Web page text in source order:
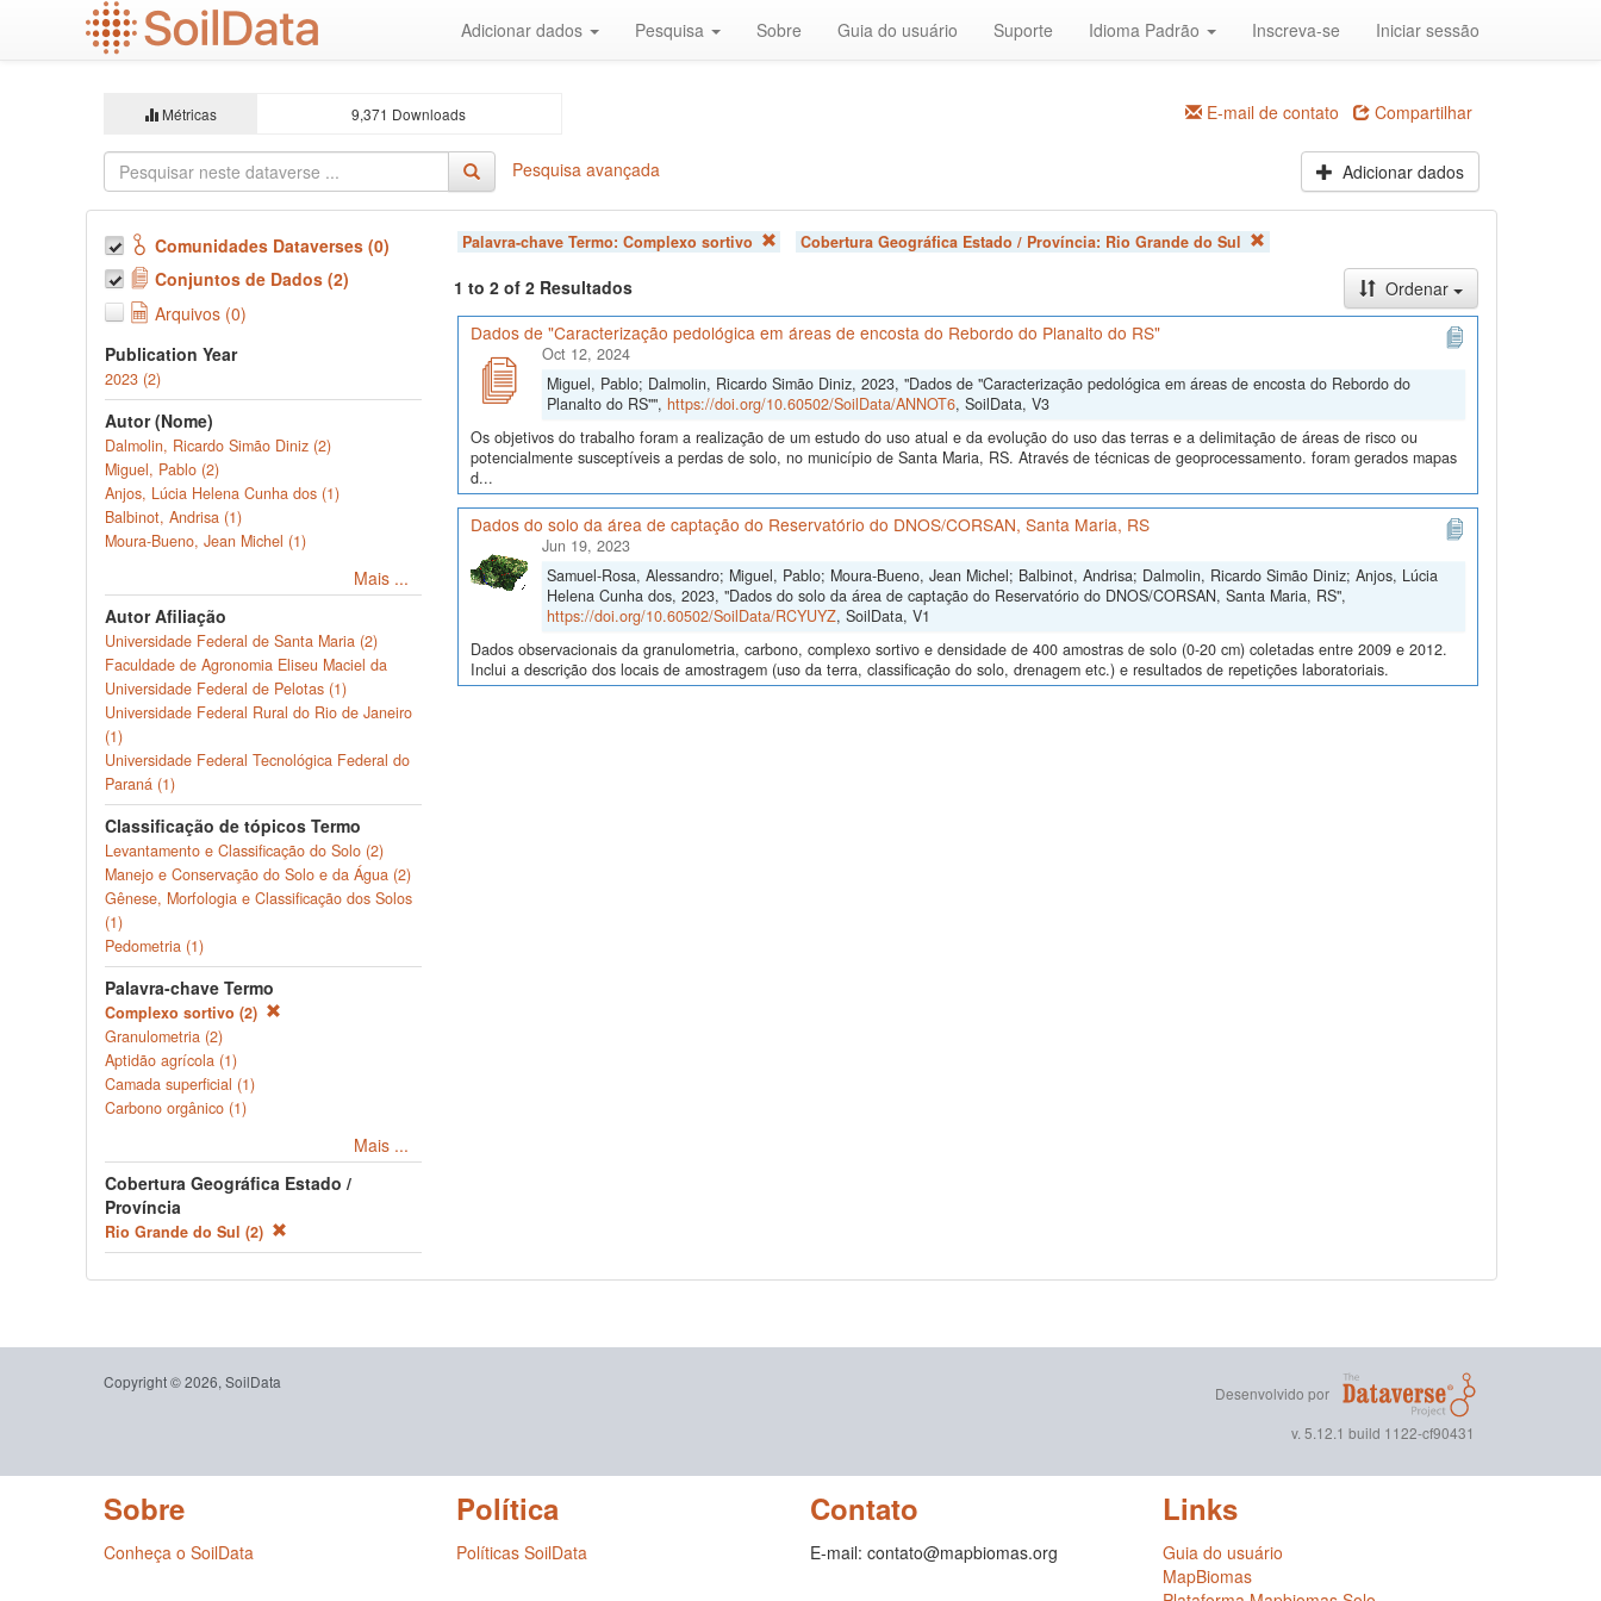
Adicionar dados Pesquisa Sobre Guia do usuário Suporte Idioma Padrão Inscreva-se Iniciar sessão
Métricas 9,371 Downloads E-mail de contato Compartilhar
Pesquisa avançada Adicionar dados
Comunidades Dataverses (0)
Conjuntos de Dados (2)
Arquivos (0)
Publication Year
2023 (2)
Autor (Nome)
Dalmolin, Ricardo Simão Diniz (2)
Miguel, Pablo (2)
Anjos, Lúcia Helena Cunha dos (1)
Balbinot, Andrisa (1)
Moura-Bueno, Jean Michel (1)
Mais ...
Autor Afiliação
Universidade Federal de Santa Maria (2)
Faculdade de Agronomia Eliseu Maciel da
Universidade Federal de Pelotas (1)
Universidade Federal Rural do Rio de Janeiro
(1)
Universidade Federal Tecnológica Federal do
Paraná (1)
Classificação de tópicos Termo
Levantamento e Classificação do Solo (2)
Manejo e Conservação do Solo e da Água (2)
Gênese, Morfologia e Classificação dos Solos
(1)
Pedometria (1)
Palavra-chave Termo
Complexo sortivo (2)
Granulometria (2)
Aptidão agrícola (1)
Camada superficial (1)
Carbono orgânico (1)
Mais ...
Cobertura Geográfica Estado /
Província
Rio Grande do Sul (2)
Palavra-chave Termo: Complexo sortivo Cobertura Geográfica Estado / Província: Rio Grande do Sul
1 to 2 of 2 Resultados
Ordenar
Dados de "Caracterização pedológica em áreas de encosta do Rebordo do Planalto do RS"
Oct 12, 2024
Miguel, Pablo; Dalmolin, Ricardo Simão Diniz, 2023, "Dados de "Caracterização pedológica em áreas de encosta do Rebordo do
Planalto do RS"", https://doi.org/10.60502/SoilData/ANNOT6, SoilData, V3
Os objetivos do trabalho foram a realização de um estudo do uso atual e da evolução do uso das terras e a delimitação de áreas de risco ou
potencialmente susceptíveis a perdas de solo, no município de Santa Maria, RS. Através de técnicas de geoprocessamento. foram gerados mapas
d...
Dados do solo da área de captação do Reservatório do DNOS/CORSAN, Santa Maria, RS
Jun 19, 2023
Samuel-Rosa, Alessandro; Miguel, Pablo; Moura-Bueno, Jean Michel; Balbinot, Andrisa; Dalmolin, Ricardo Simão Diniz; Anjos, Lúcia
Helena Cunha dos, 2023, "Dados do solo da área de captação do Reservatório do DNOS/CORSAN, Santa Maria, RS",
https://doi.org/10.60502/SoilData/RCYUYZ, SoilData, V1
Dados observacionais da granulometria, carbono, complexo sortivo e densidade de 400 amostras de solo (0-20 cm) coletadas entre 2009 e 2012.
Inclui a descrição dos locais de amostragem (uso da terra, classificação do solo, drenagem etc.) e resultados de repetições laboratoriais.
Copyright © 2026, SoilData
Desenvolvido por
v. 5.12.1 build 1122-cf90431
Sobre
Conheça o SoilData
Política
Políticas SoilData
Contato
E-mail: contato@mapbiomas.org
Links
Guia do usuário
MapBiomas